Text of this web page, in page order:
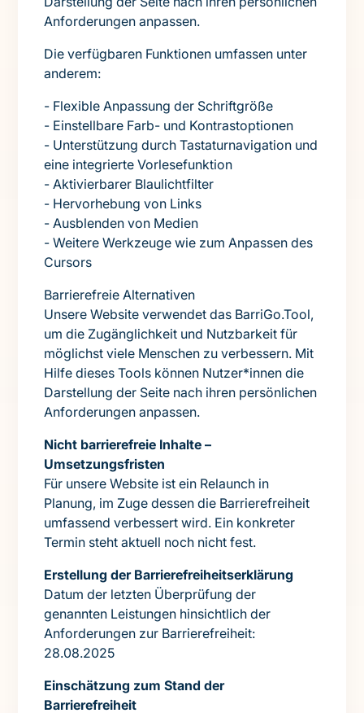
Anforderungen anpassen.
Die verfügbaren Funktionen umfassen unter
anderem:
- Flexible Anpassung der Schriftgröße
- Einstellbare Farb- und Kontrastoptionen
- Unterstützung durch Tastaturnavigation und
eine integrierte Vorlesefunktion
- Aktivierbarer Blaulichtfilter
- Hervorhebung von Links
- Ausblenden von Medien
- Weitere Werkzeuge wie zum Anpassen des
Cursors
Barrierefreie Alternativen
Unsere Website verwendet das BarriGo.Tool,
um die Zugänglichkeit und Nutzbarkeit für
möglichst viele Menschen zu verbessern. Mit
Hilfe dieses Tools können Nutzer*innen die
Darstellung der Seite nach ihren persönlichen
Anforderungen anpassen.
Nicht barrierefreie Inhalte –
Umsetzungsfristen
Für unsere Website ist ein Relaunch in
Planung, im Zuge dessen die Barrierefreiheit
umfassend verbessert wird. Ein konkreter
Termin steht aktuell noch nicht fest.
Erstellung der Barrierefreiheitserklärung
Datum der letzten Überprüfung der
genannten Leistungen hinsichtlich der
Anforderungen zur Barrierefreiheit:
28.08.2025
Einschätzung zum Stand der
Barrierefreiheit